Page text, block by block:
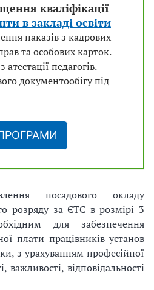
кваліфікації
в закладі освіти
наказів з кадрових
та особових карток.
педагогів.
документообігу під
посадового окладу
розряду за ЄТС в розмірі 3
для забезпечення
плати працівників установ
з урахуванням професійної
важливості, відповідальності